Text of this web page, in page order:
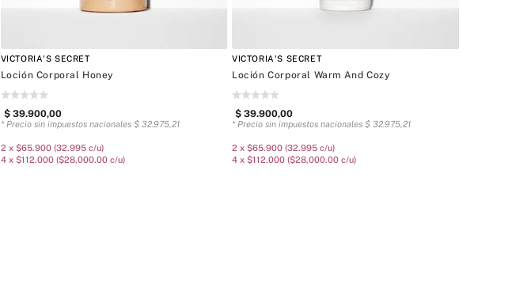
VICTORIA'S SECRET
Loción Corporal Honey
$ 39.900,00
* Precio sin impuestos nacionales $ 32.975,21
2 x $65.900 (32.995 c/u)
4 x $112.000 ($28,000.00 c/u)
VICTORIA'S SECRET
Loción Corporal Warm And Cozy
$ 39.900,00
* Precio sin impuestos nacionales $ 32.975,21
2 x $65.900 (32.995 c/u)
4 x $112.000 ($28,000.00 c/u)